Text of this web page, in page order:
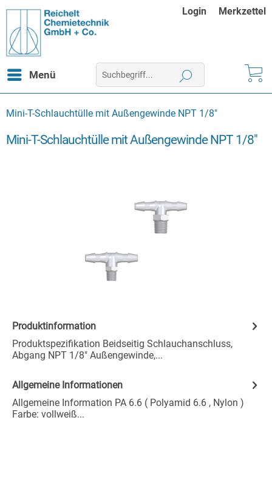
Login Merkzettel
Menü
Mini-T-Schlauchtülle mit Außengewinde NPT 1/8"
Mini-T-Schlauchtülle mit Außengewinde NPT 1/8"
Produktinformation
Produktspezifikation Beidseitig Schlauchanschluss,
Abgang NPT 1/8" Außengewinde,...
Allgemeine Informationen
Allgemeine Information PA 6.6 ( Polyamid 6.6 , Nylon )
Farbe: vollweiß...